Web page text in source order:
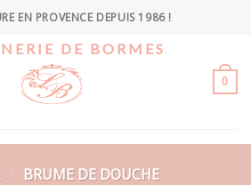
EN PROVENCE DEPUIS 1986 !
DE BORMES
0
/ BRUME DE DOUCHE